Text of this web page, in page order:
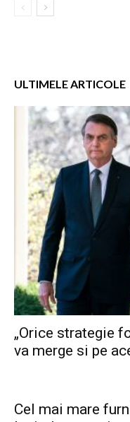
ULTIMELE ARTICOLE
„Orice strategie
va merge si pe
Cel mai mare